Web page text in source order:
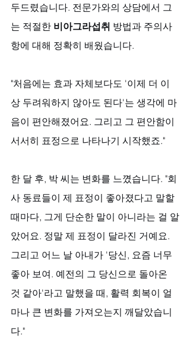
두드렸습니다. 전문가와의 상담에서 그
는 적절한 비아그라섭취 방법과 주의사
항에 대해 정확히 배웠습니다.
"처음에는 효과 자체보다도 '이제 더 이
상 두려워하지 않아도 된다'는 생각에 마
음이 편안해졌어요. 그리고 그 편안함이
서서히 표정으로 나타나기 시작했죠."
한 달 후, 박 씨는 변화를 느꼈습니다. "회
사 동료들이 제 표정이 좋아졌다고 말할
때마다, 그게 단순한 말이 아니라는 걸 알
았어요. 정말 제 표정이 달라진 거예요.
그리고 어느 날 아내가 '당신, 요즘 너무
좋아 보여. 예전의 그 당신으로 돌아온
것 같아'라고 말했을 때, 활력 회복이 얼
마나 큰 변화를 가져오는지 깨달았습니
다."